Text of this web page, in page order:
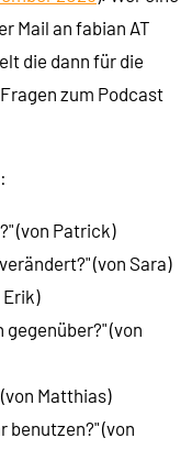
Mail an fabian AT
die dann für die
zum Podcast
(von Patrick)
(von Sara)
(von
Matthias)
benutzen?" (von